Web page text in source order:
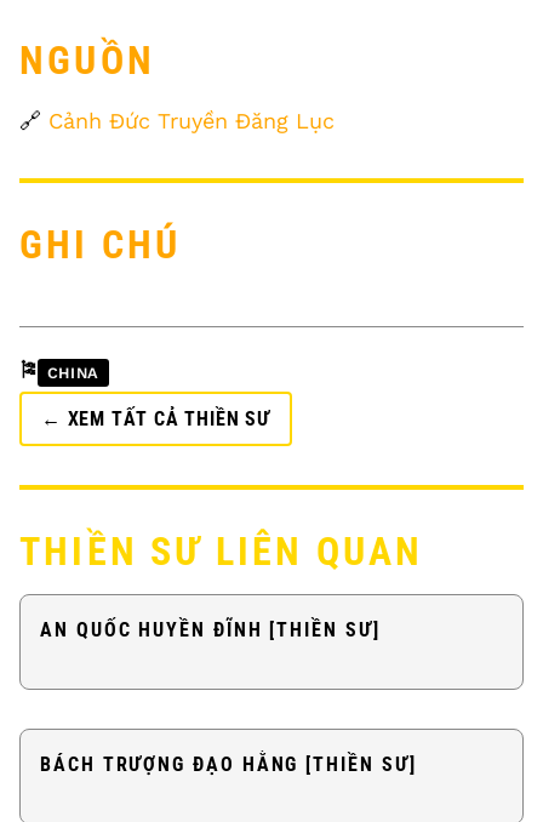
NGUỒN
🔗 Cảnh Đức Truyền Đăng Lục
GHI CHÚ
🎏 CHINA
← XEM TẤT CẢ THIỀN SƯ
THIỀN SƯ LIÊN QUAN
AN QUỐC HUYỀN ĐĨNH [THIỀN SƯ]
BÁCH TRƯỢNG ĐẠO HẰNG [THIỀN SƯ]